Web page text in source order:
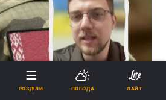
РОЗДІЛИ ПОГОДА ЛАЙТ